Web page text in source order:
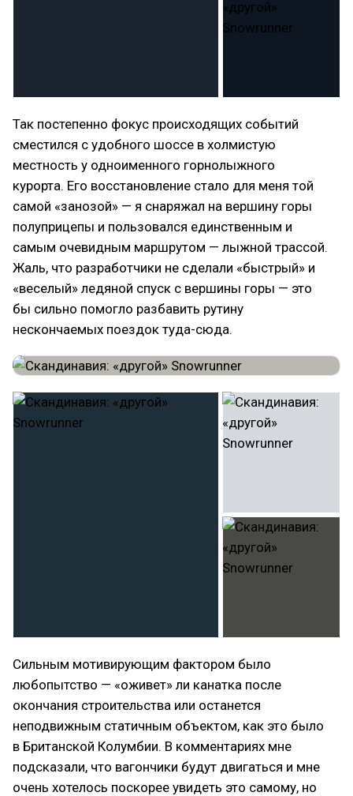
Так постепенно фокус происходящих событий
сместился с удобного шоссе в холмистую
местность у одноименного горнолыжного
курорта. Его восстановление стало для меня той
самой «занозой» — я снаряжал на вершину горы
полуприцепы и пользовался единственным и
самым очевидным маршрутом — лыжной трассой.
Жаль, что разработчики не сделали «быстрый» и
«веселый» ледяной спуск с вершины горы — это
бы сильно помогло разбавить рутину
нескончаемых поездок туда-сюда.
Cильным мотивирующим фактором было
любопытство — «оживет» ли канатка после
окончания строительства или останется
неподвижным статичным объектом, как это было
в Британской Колумбии. В комментариях мне
подсказали, что вагончики будут двигаться и мне
очень хотелось поскорее увидеть это самому, но